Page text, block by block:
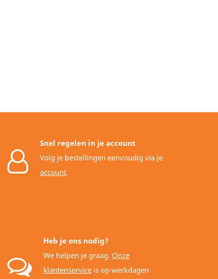
Snel regelen in je account
Volg je bestellingen eenvoudig via je
account.
Heb je ons nodig?
We helpen je graag. Onze
klantenservice is op werkdagen